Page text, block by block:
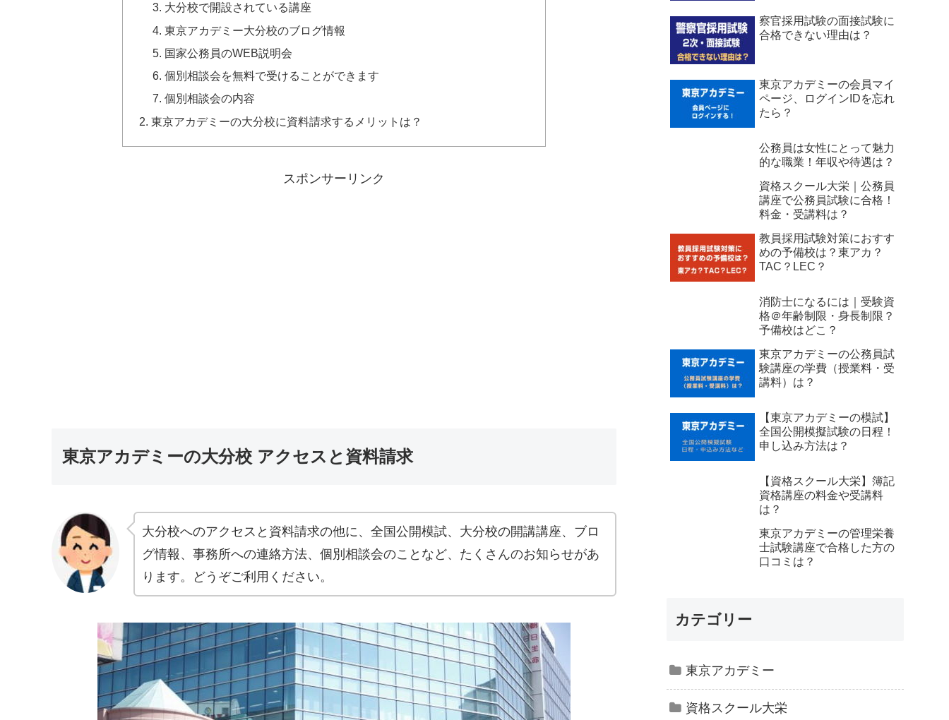
大分校で開設されている講座
東京アカデミー大分校のブログ情報
国家公務員のWEB説明会
個別相談会を無料で受けることができます
個別相談会の内容
東京アカデミーの大分校に資料請求するメリットは？
スポンサーリンク
東京アカデミーの大分校 アクセスと資料請求
大分校へのアクセスと資料請求の他に、全国公開模試、大分校の開講講座、ブロ
グ情報、事務所への連絡方法、個別相談会のことなど、たくさんのお知らせがあ
ります。どうぞご利用ください。
察官採用試験の面接試験に
合格できない理由は？
東京アカデミーの会員マイ
ページ、ログインIDを忘れ
たら？
公務員は女性にとって魅力
的な職業！年収や待遇は？
資格スクール大栄｜公務員
講座で公務員試験に合格！
料金・受講料は？
教員採用試験対策におすす
めの予備校は？東アカ？
TAC？LEC？
消防士になるには｜受験資
格＠年齢制限・身長制限？
予備校はどこ？
東京アカデミーの公務員試
験講座の学費（授業料・受
講料）は？
【東京アカデミーの模試】
全国公開模擬試験の日程！
申し込み方法は？
【資格スクール大栄】簿記
資格講座の料金や受講料
は？
東京アカデミーの管理栄養
士試験講座で合格した方の
口コミは？
カテゴリー
東京アカデミー
資格スクール大栄